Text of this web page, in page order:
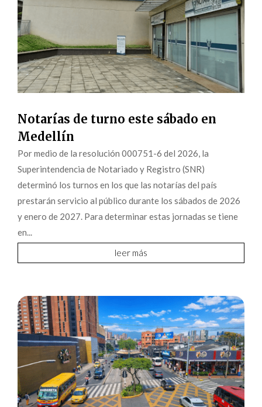
Notarías de turno este sábado en
Medellín
Por medio de la resolución 000751-6 del 2026, la
Superintendencia de Notariado y Registro (SNR)
determinó los turnos en los que las notarías del país
prestarán servicio al público durante los sábados de 2026
y enero de 2027. Para determinar estas jornadas se tiene
en...
leer más